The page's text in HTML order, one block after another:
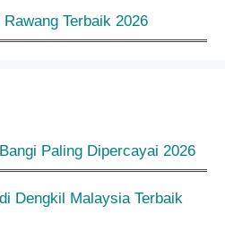
Terbaik 2026
Paling Dipercayai 2026
Dengkil Malaysia Terbaik